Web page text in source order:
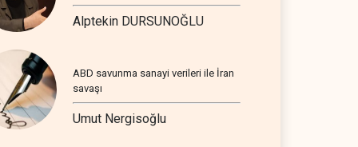
Alptekin DURSUNOĞLU
ABD savunma sanayi verileri ile İran
savaşı
Umut Nergisoğlu